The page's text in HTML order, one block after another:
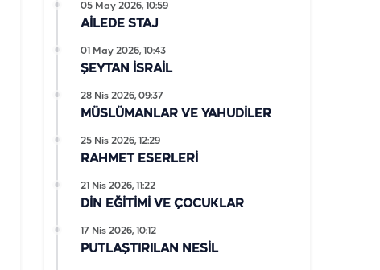
AİLEDE STAJ
05 May 2026, 10:59
ŞEYTAN İSRAİL
01 May 2026, 10:43
MÜSLÜMANLAR VE YAHUDİLER
28 Nis 2026, 09:37
RAHMET ESERLERİ
25 Nis 2026, 12:29
DİN EĞİTİMİ VE ÇOCUKLAR
21 Nis 2026, 11:22
PUTLAŞTIRILAN NESİL
17 Nis 2026, 10:12